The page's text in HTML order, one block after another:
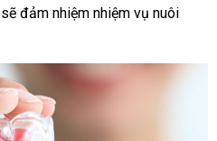
đảm nhiệm nhiệm vụ nuôi